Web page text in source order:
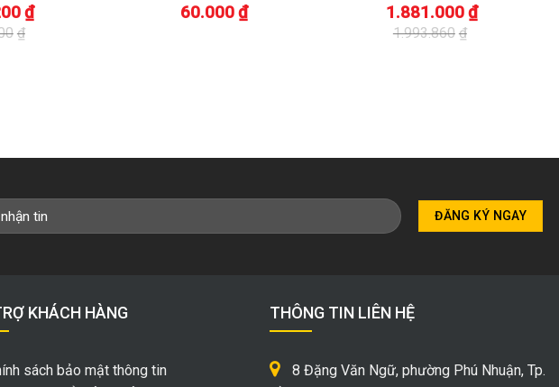
₫
₫ 60.000₫
1.993.860 ₫
1.881.000₫
KHÁCH HÀNG
sách bảo mật thông tin
THÔNG TIN LIÊN HỆ
8 Đặng Văn Ngữ, phường Phú Nhuận, Tp.